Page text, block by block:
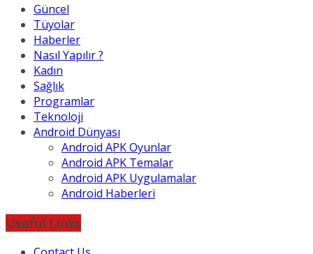
Güncel
Tüyolar
Haberler
Nasıl Yapılır ?
Kadın
Sağlık
Programlar
Teknoloji
Android Dünyası
Android APK Oyunlar
Android APK Temalar
Android APK Uygulamalar
Android Haberleri
Useful Links